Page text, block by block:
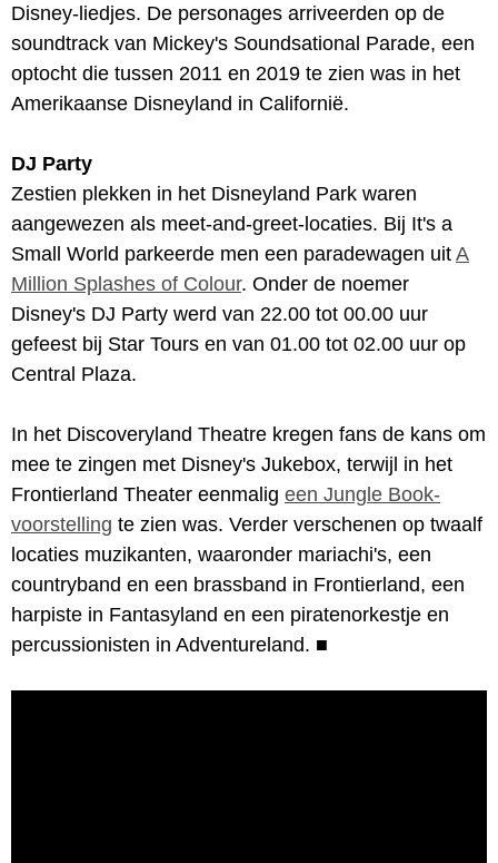
Disney-liedjes. De personages arriveerden op de
soundtrack van Mickey's Soundsational Parade, een
optocht die tussen 2011 en 2019 te zien was in het
Amerikaanse Disneyland in Californië.
DJ Party
Zestien plekken in het Disneyland Park waren
aangewezen als meet-and-greet-locaties. Bij It's a
Small World parkeerde men een paradewagen uit A
Million Splashes of Colour. Onder de noemer
Disney's DJ Party werd van 22.00 tot 00.00 uur
gefeest bij Star Tours en van 01.00 tot 02.00 uur op
Central Plaza.
In het Discoveryland Theatre kregen fans de kans om
mee te zingen met Disney's Jukebox, terwijl in het
Frontierland Theater eenmalig een Jungle Book-
voorstelling te zien was. Verder verschenen op twaalf
locaties muzikanten, waaronder mariachi's, een
countryband en een brassband in Frontierland, een
harpiste in Fantasyland en een piratenorkestje en
percussionisten in Adventureland. ■